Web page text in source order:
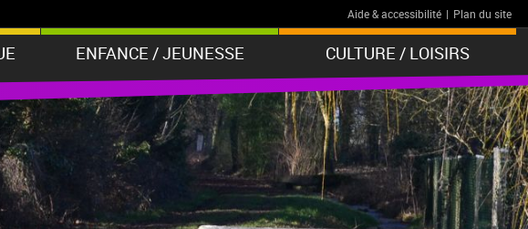
Aide & accessibilité | Plan du site
ENFANCE / JEUNESSE CULTURE / LOISIRS